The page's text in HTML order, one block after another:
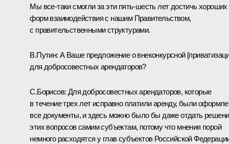
Мы все‑таки смогли за эти пять-шесть лет достичь хороших
форм взаимодействия с нашим Правительством,
с правительственными структурами.
В.Путин: А Ваше предложение о внеконкурсной
для добросовестных арендаторов?
С.Борисов: Для добросовестных арендаторов, которые
в течение трех лет исправно платили аренду, были
все документы, и здесь можно было бы даже отдать
этих вопросов самим субъектам, потому что мнения порой
немного расходятся у глав субъектов Российской